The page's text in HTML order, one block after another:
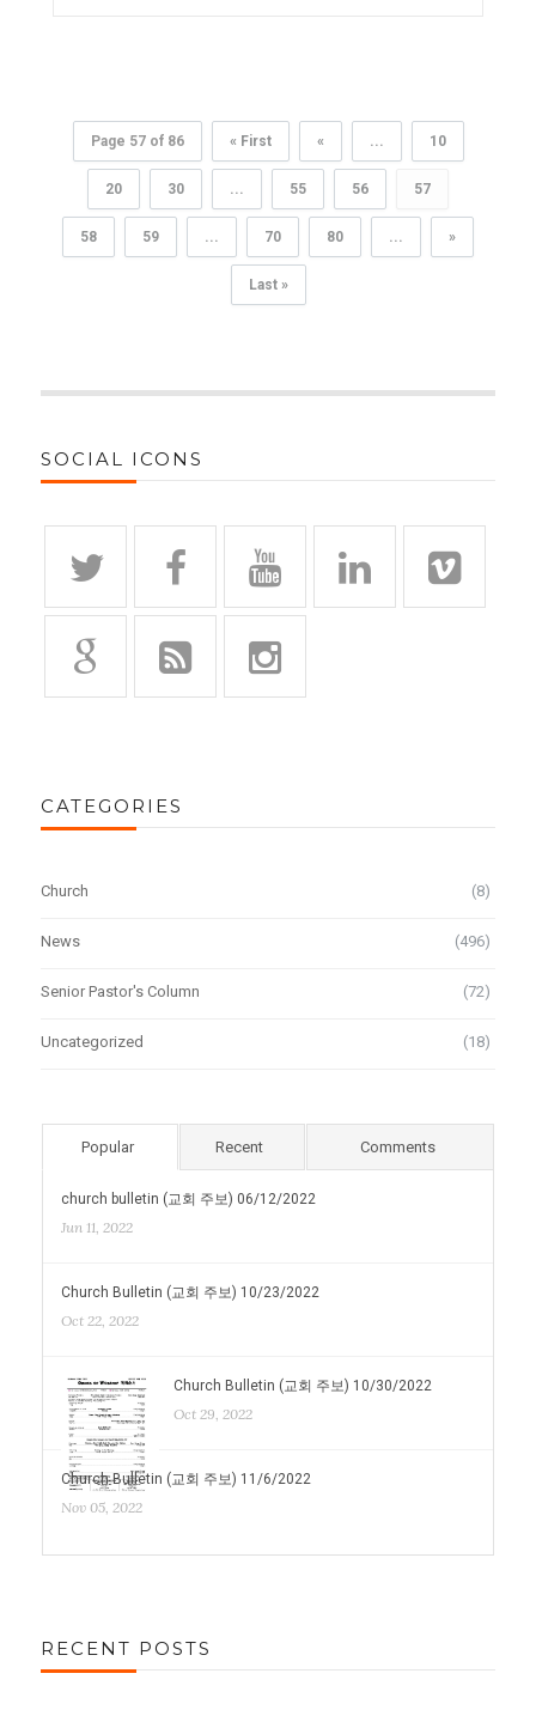
Page 57 of 86 « First « ... 10
20 30 ... 55 56 57
58 59 ... 70 80 ... »
Last »
SOCIAL ICONS
CATEGORIES
Church (8)
News (496)
Senior Pastor's Column (72)
Uncategorized (18)
Popular Recent Comments
church bulletin (교회 주보) 06/12/2022
Jun 11, 2022
Church Bulletin (교회 주보) 10/23/2022
Oct 22, 2022
Church Bulletin (교회 주보) 10/30/2022
Oct 29, 2022
Church Bulletin (교회 주보) 11/6/2022
Nov 05, 2022
RECENT POSTS